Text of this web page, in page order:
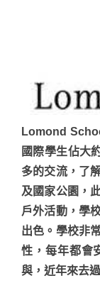
Lomond
國際學生佔大
多的交流，了
及國家公園，
戶外活動，學
出色。學校非
性，每年都會
與，近年來去